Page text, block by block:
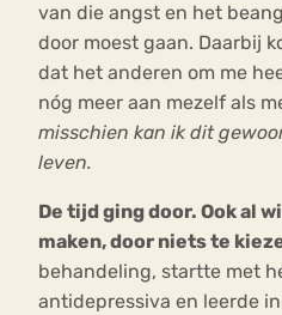
van die angst en het
door moest gaan. Daarbij
dat het anderen om me
nóg meer aan mezelf als
misschien kan ik dit
leven.
De tijd ging door. Ook al
maken, door niets te
behandeling, startte met
antidepressiva en leerde